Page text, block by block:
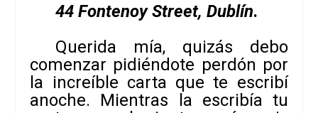
44 Fon­te­noy Street, Dublín.
Que­rida mía, qui­zás debo
comen­zar pidiéndote per­dón por
la increí­ble carta que te escribí
ano­che. Mien­tras la escri­bía tu